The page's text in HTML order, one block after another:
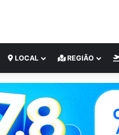
LOCAL REGIÃO